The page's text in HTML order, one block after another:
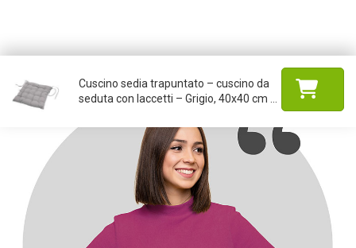
Cuscino sedia trapuntato – cuscino da
seduta con laccetti – Grigio, 40x40 cm ...